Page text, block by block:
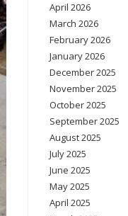
April 2026
March 2026
February 2026
January 2026
December 2025
November 2025
October 2025
September 2025
August 2025
July 2025
June 2025
May 2025
April 2025